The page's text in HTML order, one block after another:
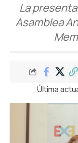
La
Asamblea
Última